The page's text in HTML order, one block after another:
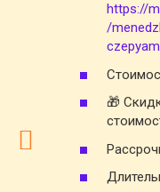
https://
/
🎁